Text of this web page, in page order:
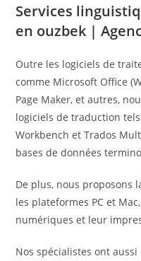
Services
en ouzbek |
Outre les logiciels de
comme Microsoft Office
Page Maker, et autres,
logiciels de traduction
Workbench et Trados
bases de données
De plus, nous proposons
les plateformes PC et
numériques et leur
Nos spécialistes ont aussi